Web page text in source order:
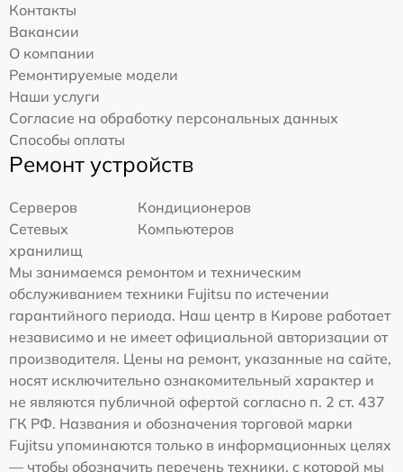
Контакты
Вакансии
О компании
Ремонтируемые модели
Наши услуги
Согласие на обработку персональных данных
Способы оплаты
Ремонт устройств
Серверов
Кондиционеров
Сетевых
хранилищ
Компьютеров
Мы занимаемся ремонтом и техническим
обслуживанием техники Fujitsu по истечении
гарантийного периода. Наш центр в Кирове работает
независимо и не имеет официальной авторизации от
производителя. Цены на ремонт, указанные на сайте,
носят исключительно ознакомительный характер и
не являются публичной офертой согласно п. 2 ст. 437
ГК РФ. Названия и обозначения торговой марки
Fujitsu упоминаются только в информационных целях
— чтобы обозначить перечень техники, с которой мы